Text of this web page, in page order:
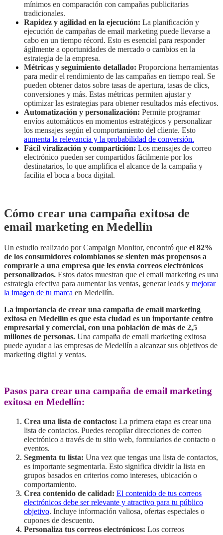
mínimos en comparación con campañas publicitarias
tradicionales.
Rapidez y agilidad en la ejecución: La planificación y
ejecución de campañas de email marketing puede llevarse a
cabo en un tiempo récord. Esto es esencial para responder
ágilmente a oportunidades de mercado o cambios en la
estrategia de la empresa.
Métricas y seguimiento detallado: Proporciona herramientas
para medir el rendimiento de las campañas en tiempo real. Se
pueden obtener datos sobre tasas de apertura, tasas de clics,
conversiones y más. Estas métricas permiten ajustar y
optimizar las estrategias para obtener resultados más efectivos.
Automatización y personalización: Permite programar
envíos automáticos en momentos estratégicos y personalizar
los mensajes según el comportamiento del cliente. Esto
aumenta la relevancia y la probabilidad de conversión.
Fácil viralización y compartición: Los mensajes de correo
electrónico pueden ser compartidos fácilmente por los
destinatarios, lo que amplifica el alcance de la campaña y
facilita el boca a boca digital.
Cómo crear una campaña exitosa de
email marketing en Medellín
Un estudio realizado por Campaign Monitor, encontró que el 82%
de los consumidores colombianos se sienten más propensos a
comprarle a una empresa que les envía correos electrónicos
personalizados. Estos datos muestran que el email marketing es una
estrategia efectiva para aumentar las ventas, generar leads y mejorar
la imagen de tu marca en Medellín.
La importancia de crear una campaña de email marketing
exitosa en Medellín es que esta ciudad es un importante centro
empresarial y comercial, con una población de más de 2,5
millones de personas. Una campaña de email marketing exitosa
puede ayudar a las empresas de Medellín a alcanzar sus objetivos de
marketing digital y ventas.
Pasos para crear una campaña de email marketing
exitosa en Medellín:
Crea una lista de contactos: La primera etapa es crear una
lista de contactos. Puedes recopilar direcciones de correo
electrónico a través de tu sitio web, formularios de contacto o
eventos.
Segmenta tu lista: Una vez que tengas una lista de contactos,
es importante segmentarla. Esto significa dividir la lista en
grupos basados en criterios como intereses, ubicación o
comportamiento.
Crea contenido de calidad: El contenido de tus correos
electrónicos debe ser relevante y atractivo para tu público
objetivo. Incluye información valiosa, ofertas especiales o
cupones de descuento.
Personaliza tus correos electrónicos: Los correos